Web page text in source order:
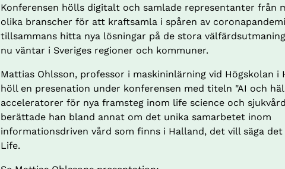
Konferensen hölls digitalt och samlade representanter från
olika branscher för att kraftsamla i spåren av
tillsammans hitta nya lösningar på de stora
nu väntar i Sveriges regioner och kommuner.
Mattias Ohlsson, professor i maskininlärning vid Högskolan i
höll en presenation under konferensen med titeln "AI och
acceleratorer för nya framsteg inom life science och
berättade han bland annat om det unika samarbetet inom
informationsdriven vård som finns i Halland, det vill säga
Life.